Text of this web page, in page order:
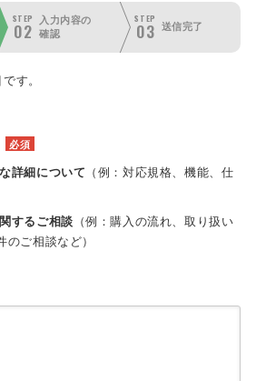
STEP
02
入力内容の
確認
STEP
03 送信完了
す。
必須
詳細について （例：対応規格、機能、仕
するご相談 （例：購入の流れ、取り扱い
のご相談など）